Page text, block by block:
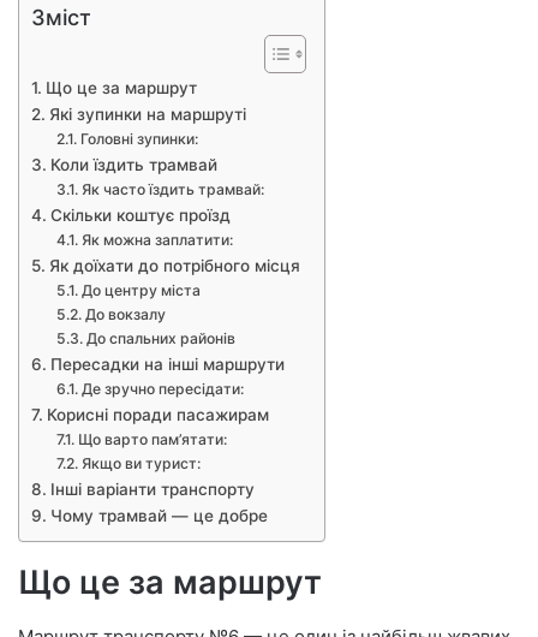
и
с
а
Зміст
Що це за маршрут
Які зупинки на маршруті
Головні зупинки:
Коли їздить трамвай
Як часто їздить трамвай:
Скільки коштує проїзд
Як можна заплатити:
Як доїхати до потрібного місця
До центру міста
До вокзалу
До спальних районів
Пересадки на інші маршрути
Де зручно пересідати:
Корисні поради пасажирам
Що варто пам’ятати:
Якщо ви турист:
Інші варіанти транспорту
Чому трамвай — це добре
Що це за маршрут